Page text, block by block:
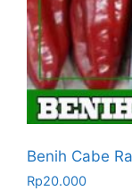
Benih Cabe
Rp20.000